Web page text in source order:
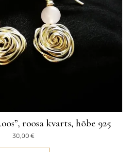
roosa kvarts, hõbe 925
30,00 €